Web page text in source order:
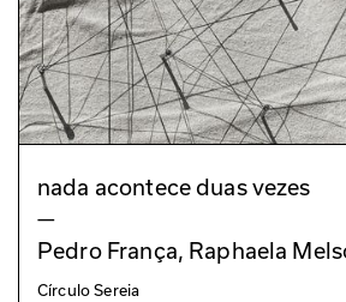
nada acontece duas vezes
—
Pedro França, Raphaela
Círculo Sereia